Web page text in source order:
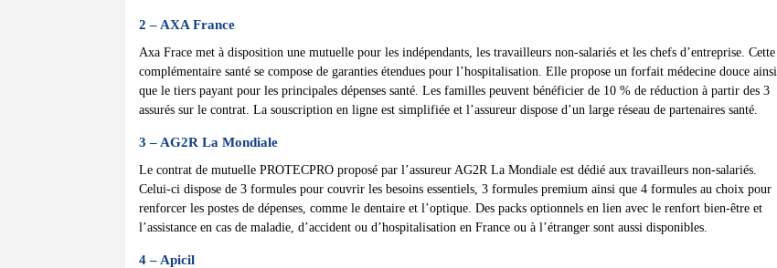
2 – AXA France
Axa Frace met à disposition une mutuelle pour les indépendants, les travailleurs non-salariés et les chefs d’entreprise. Cette
complémentaire santé se compose de garanties étendues pour l’hospitalisation. Elle propose un forfait médecine douce ainsi
que le tiers payant pour les principales dépenses santé. Les familles peuvent bénéficier de 10 % de réduction à partir des 3
assurés sur le contrat. La souscription en ligne est simplifiée et l’assureur dispose d’un large réseau de partenaires santé.
3 – AG2R La Mondiale
Le contrat de mutuelle PROTECPRO proposé par l’assureur AG2R La Mondiale est dédié aux travailleurs non-salariés.
Celui-ci dispose de 3 formules pour couvrir les besoins essentiels, 3 formules premium ainsi que 4 formules au choix pour
renforcer les postes de dépenses, comme le dentaire et l’optique. Des packs optionnels en lien avec le renfort bien-être et
l’assistance en cas de maladie, d’accident ou d’hospitalisation en France ou à l’étranger sont aussi disponibles.
4 – Apicil